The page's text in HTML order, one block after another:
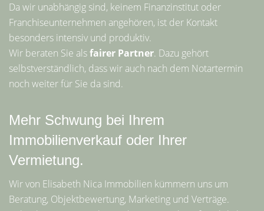
Da wir unabhängig sind, keinem Finanzinstitut oder
Franchiseunternehmen angehören, ist der Kontakt
besonders intensiv und produktiv.
Wir beraten Sie alsfairer Partner. Dazu gehört
selbstverständlich, dass wir auch nach dem Notartermin
noch weiter für Sie da sind.
Mehr Schwung bei Ihrem
Immobilienverkauf oder Ihrer
Vermietung.
Wir von Elisabeth Nica Immobilien kümmern uns um
Beratung, Objektbewertung, Marketing und Verträge.